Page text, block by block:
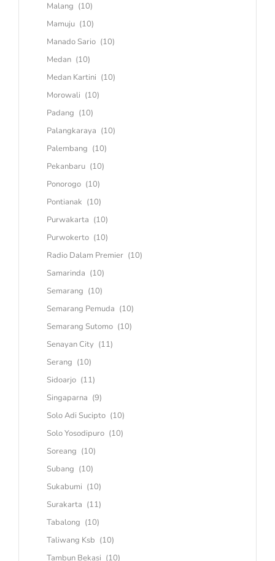
Malang (10)
Mamuju (10)
Manado Sario (10)
Medan (10)
Medan Kartini (10)
Morowali (10)
Padang (10)
Palangkaraya (10)
Palembang (10)
Pekanbaru (10)
Ponorogo (10)
Pontianak (10)
Purwakarta (10)
Purwokerto (10)
Radio Dalam Premier (10)
Samarinda (10)
Semarang (10)
Semarang Pemuda (10)
Semarang Sutomo (10)
Senayan City (11)
Serang (10)
Sidoarjo (11)
Singaparna (9)
Solo Adi Sucipto (10)
Solo Yosodipuro (10)
Soreang (10)
Subang (10)
Sukabumi (10)
Surakarta (11)
Tabalong (10)
Taliwang Ksb (10)
Tambun Bekasi (10)